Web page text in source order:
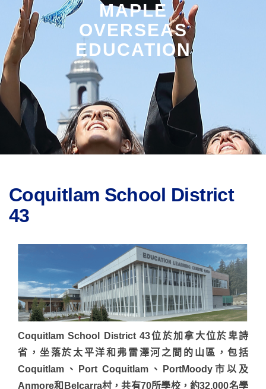
MAPLE
OVERSEAS
EDUCATION
Coquitlam School District
43
Coquitlam School District 43位於加拿大位於卑詩
省，坐落於太平洋和弗雷澤河之間的山區，包括
Coquitlam、Port Coquitlam、PortMoody市以及
Anmore和Belcarra村，共有70所學校，約32,000名學